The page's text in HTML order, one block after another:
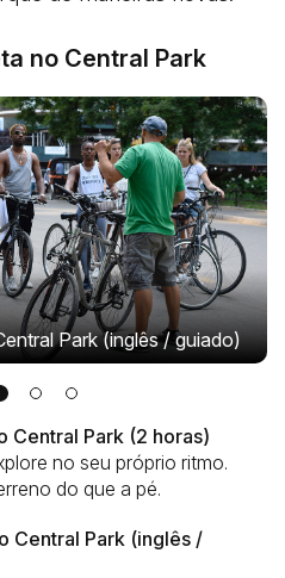
no Central Park
Park (inglês / guiado)
Central Park (2 horas)
no seu próprio ritmo.
do que a pé.
Central Park (inglês /